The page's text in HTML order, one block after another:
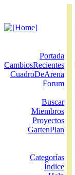
Portada
CambiosRecientes
CuadroDeArena
Forum
Buscar
Miembros
Proyectos
GartenPlan
Categorías
Índice